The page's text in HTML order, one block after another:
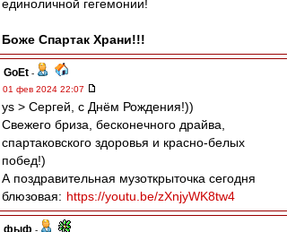
единоличной гегемонии!
Боже Спартак Храни!!!
GoEt -
01 фев 2024 22:07
ys > Сергей, с Днём Рождения!))
Свежего бриза, бесконечного драйва,
спартаковского здоровья и красно-белых
побед!)
А поздравительная музоткрыточка сегодня
блюзовая: https://youtu.be/zXnjyWK8tw4
фыф -